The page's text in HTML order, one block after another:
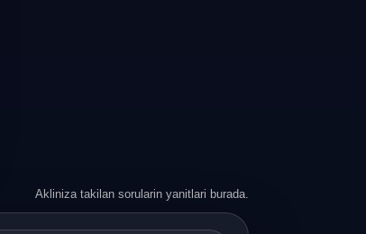
Akliniza takilan sorularin yanitlari burada.